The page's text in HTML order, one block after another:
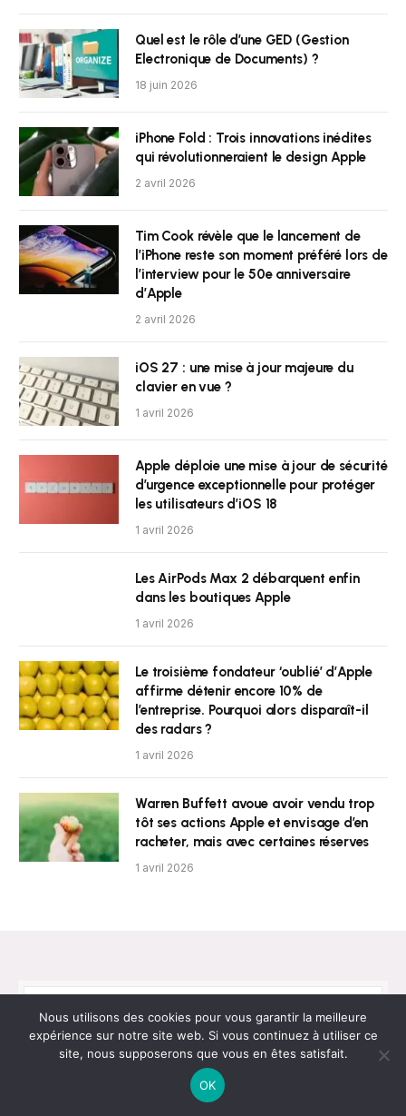
Quel est le rôle d’une GED (Gestion
Electronique de Documents) ?
18 juin 2026
iPhone Fold : Trois innovations inédites
qui révolutionneraient le design Apple
2 avril 2026
Tim Cook révèle que le lancement de
l’iPhone reste son moment préféré lors de
l’interview pour le 50e anniversaire
d’Apple
2 avril 2026
iOS 27 : une mise à jour majeure du
clavier en vue ?
1 avril 2026
Apple déploie une mise à jour de sécurité
d’urgence exceptionnelle pour protéger
les utilisateurs d’iOS 18
1 avril 2026
Les AirPods Max 2 débarquent enfin
dans les boutiques Apple
1 avril 2026
Le troisième fondateur ‘oublié’ d’Apple
affirme détenir encore 10% de
l’entreprise. Pourquoi alors disparaît-il
des radars ?
1 avril 2026
Warren Buffett avoue avoir vendu trop
tôt ses actions Apple et envisage d’en
racheter, mais avec certaines réserves
1 avril 2026
Newsletter
Obtenez les dernières nouvelles !
Nous utilisons des cookies pour vous garantir la meilleure
expérience sur notre site web. Si vous continuez à utiliser ce
site, nous supposerons que vous en êtes satisfait.
OK